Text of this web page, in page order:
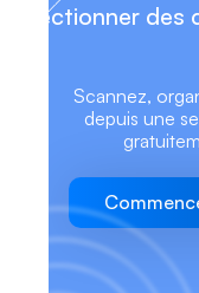
des
Scannez,
depuis une